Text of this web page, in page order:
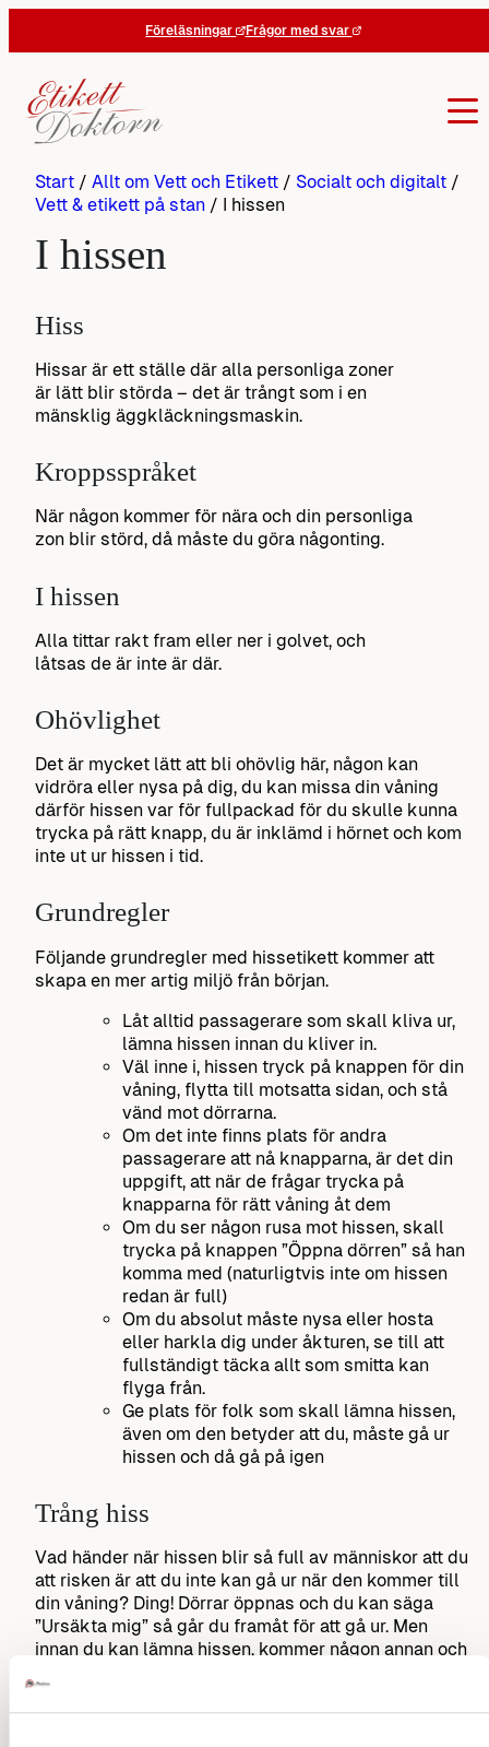
Föreläsningar Frågor med svar
Start / Allt om Vett och Etikett / Socialt och digitalt /
Vett & etikett på stan / I hissen
I hissen
Hiss
Hissar är ett ställe där alla personliga zoner
är lätt blir störda – det är trångt som i en
mänsklig äggkläckningsmaskin.
Kroppsspråket
När någon kommer för nära och din personliga
zon blir störd, då måste du göra någonting.
I hissen
Alla tittar rakt fram eller ner i golvet, och
låtsas de är inte är där.
Ohövlighet
Det är mycket lätt att bli ohövlig här, någon kan
vidröra eller nysa på dig, du kan missa din våning
därför hissen var för fullpackad för du skulle kunna
trycka på rätt knapp, du är inklämd i hörnet och kom
inte ut ur hissen i tid.
Grundregler
Följande grundregler med hissetikett kommer att
skapa en mer artig miljö från början.
Låt alltid passagerare som skall kliva ur,
lämna hissen innan du kliver in.
Väl inne i, hissen tryck på knappen för din
våning, flytta till motsatta sidan, och stå
vänd mot dörrarna.
Om det inte finns plats för andra
passagerare att nå knapparna, är det din
uppgift, att när de frågar trycka på
knapparna för rätt våning åt dem
Om du ser någon rusa mot hissen, skall
trycka på knappen ”Öppna dörren” så han
komma med (naturligtvis inte om hissen
redan är full)
Om du absolut måste nysa eller hosta
eller harkla dig under åkturen, se till att
fullständigt täcka allt som smitta kan
flyga från.
Ge plats för folk som skall lämna hissen,
även om den betyder att du, måste gå ur
hissen och då gå på igen
Trång hiss
Vad händer när hissen blir så full av människor att du
att risken är att du inte kan gå ur när den kommer till
din våning? Ding! Dörrar öppnas och du kan säga
”Ursäkta mig” så går du framåt för att gå ur. Men
innan du kan lämna hissen, kommer någon annan och
Säg ett extra ”Ursäkta mig” och en gång